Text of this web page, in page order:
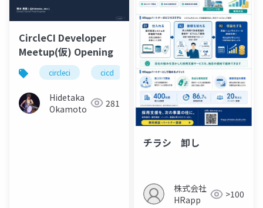
CircleCI Developer
Meetup(仮) Opening
circleci cicd
Hidetaka
Okamoto
281
チラシ 卸し
株式会社
HRapp
>100